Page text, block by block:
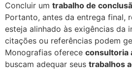
Concluir um trabalho de
Portanto, antes da entrega final,
esteja alinhado às exigências da
citações ou referências podem
Monografias oferece consultoria
buscam adequar seus trabalhos